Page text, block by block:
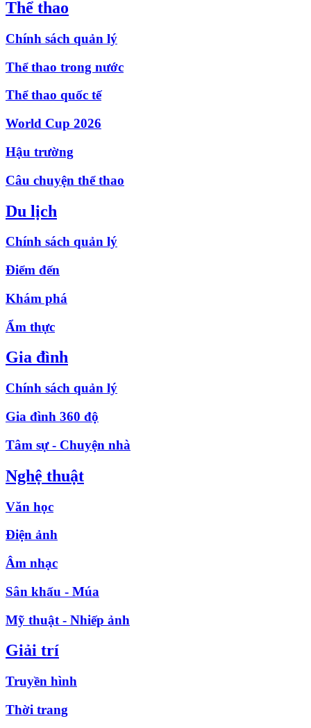
Thể thao
Chính sách quản lý
Thể thao trong nước
Thể thao quốc tế
World Cup 2026
Hậu trường
Câu chuyện thể thao
Du lịch
Chính sách quản lý
Điểm đến
Khám phá
Ẩm thực
Gia đình
Chính sách quản lý
Gia đình 360 độ
Tâm sự - Chuyện nhà
Nghệ thuật
Văn học
Điện ảnh
Âm nhạc
Sân khấu - Múa
Mỹ thuật - Nhiếp ảnh
Giải trí
Truyền hình
Thời trang